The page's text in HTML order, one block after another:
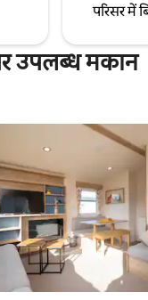
परिसर में
उपलब्ध मकान